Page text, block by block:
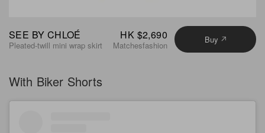
SEE BY CHLOÉ
Pleated-twill mini wrap skirt
HK $2,690
Matchesfashion Buy
With Biker Shorts